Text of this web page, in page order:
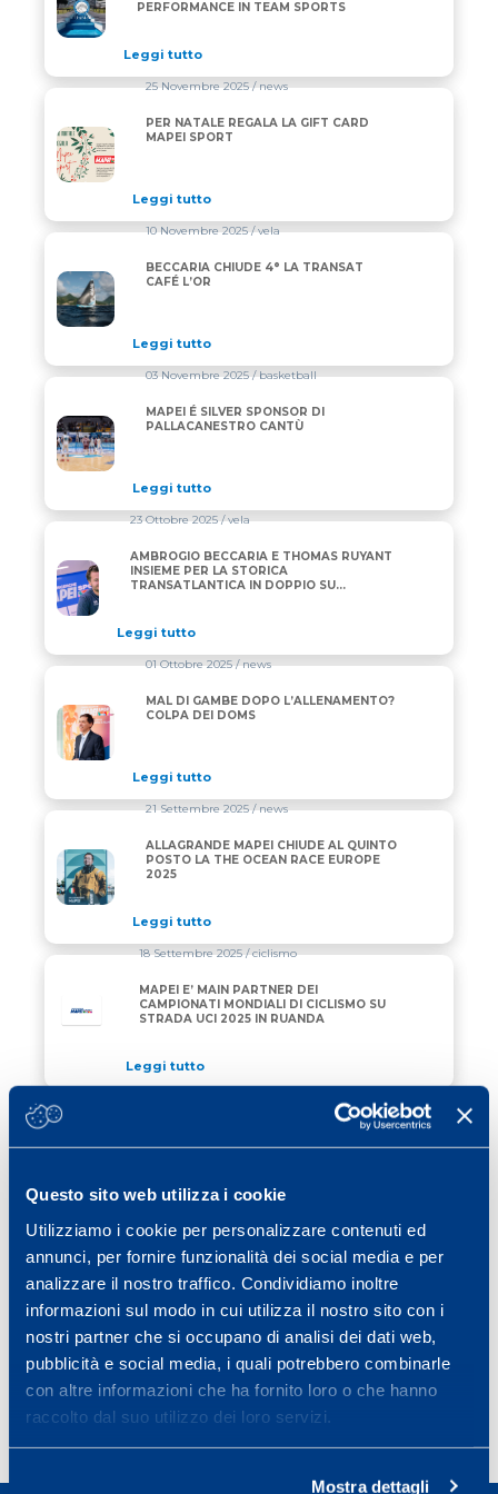
Questo sito web utilizza i cookie
Utilizziamo i cookie per personalizzare contenuti ed
annunci, per fornire funzionalità dei social media e per
analizzare il nostro traffico. Condividiamo inoltre
informazioni sul modo in cui utilizza il nostro sito con i
nostri partner che si occupano di analisi dei dati web,
pubblicità e social media, i quali potrebbero combinarle
con altre informazioni che ha fornito loro o che hanno
raccolto dal suo utilizzo dei loro servizi.
Mostra dettagli
PERFORMANCE IN TEAM SPORTS
Leggi tutto
PER NATALE REGALA LA GIFT CARD MAPEI SPORT
25 Novembre 2025/ news
PER NATALE REGALA LA GIFT CARD
MAPEI SPORT
Leggi tutto
BECCARIA CHIUDE 4° LA TRANSAT CAFÉ L’OR
10 Novembre 2025/ vela
BECCARIA CHIUDE 4° LA TRANSAT
CAFÉ L’OR
Leggi tutto
MAPEI É SILVER SPONSOR DI PALLACANESTRO
03 Novembre 2025/ basketball
MAPEI É SILVER SPONSOR DI
PALLACANESTRO CANTÙ
Leggi tutto
AMBROGIO BECCARIA E THOMAS RUYANT
23 Ottobre 2025/ vela
AMBROGIO BECCARIA E THOMAS RUYANT
INSIEME PER LA STORICA
TRANSATLANTICA IN DOPPIO SU
Leggi tutto
MAL DI GAMBE DOPO L’ALLENAMENTO? COLPA DEI
01 Ottobre 2025/ news
MAL DI GAMBE DOPO L’ALLENAMENTO?
COLPA DEI DOMS
Leggi tutto
ALLAGRANDE MAPEI CHIUDE AL QUINTO POSTO
21 Settembre 2025/ news
ALLAGRANDE MAPEI CHIUDE AL QUINTO
POSTO LA THE OCEAN RACE EUROPE
2025
Leggi tutto
18 Settembre 2025/ ciclismo
MAPEI E’ MAIN PARTNER DEI
CAMPIONATI MONDIALI DI CICLISMO SU
STRADA UCI 2025 IN RUANDA
Leggi tutto
MAPEI SPORT AL FIANCO DEL PREMIO FRANCESCO
MAPEI SPORT AL FIANCO DEL PREMIO
FRANCESCO CESARINI
ALLAGRANDE MAPEI VINCE LA TAPPA DI GENOVA
03 Settembre 2025
ALLAGRANDE MAPEI VINCE LA TAPPA DI
GENOVA ALLA THE OCEAN RACE
EUROPE 2025
Leggi tutto